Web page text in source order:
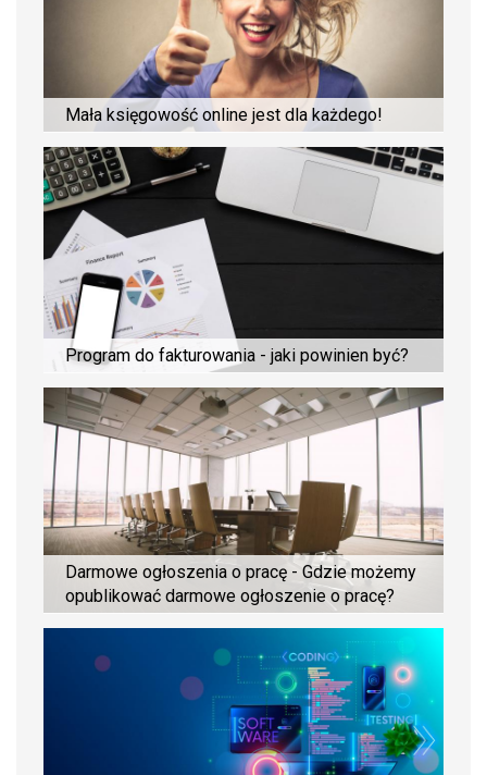
Mała księgowość online jest dla każdego!
Program do fakturowania - jaki powinien być?
Darmowe ogłoszenia o pracę - Gdzie możemy
opublikować darmowe ogłoszenie o pracę?